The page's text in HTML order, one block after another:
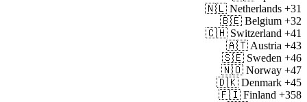
🇳🇱 Netherlands +31
🇧🇪 Belgium +32
🇨🇭 Switzerland +41
🇦🇹 Austria +43
🇸🇪 Sweden +46
🇳🇴 Norway +47
🇩🇰 Denmark +45
🇫🇮 Finland +358